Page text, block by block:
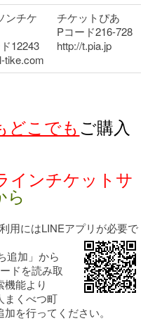
ンチケ
12243
tike.com
チケットぴあ
Pコード216-728
http://t.pia.jp
どこでもご購入
インチケットサ
ら
用にはLINEアプリが必要で
追加」から
ドを読み取
機能より
まくべつ町
を行ってください。